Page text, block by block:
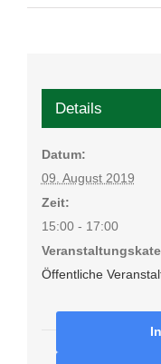
Details
Datum:
09. August 2019
Zeit:
15:00 - 17:00
Öffentliche